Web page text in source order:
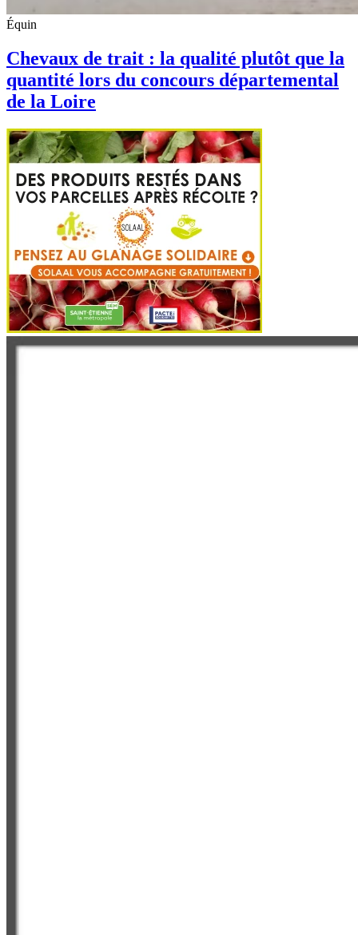
Équin
Chevaux de trait : la qualité plutôt que la
quantité lors du concours départemental
de la Loire